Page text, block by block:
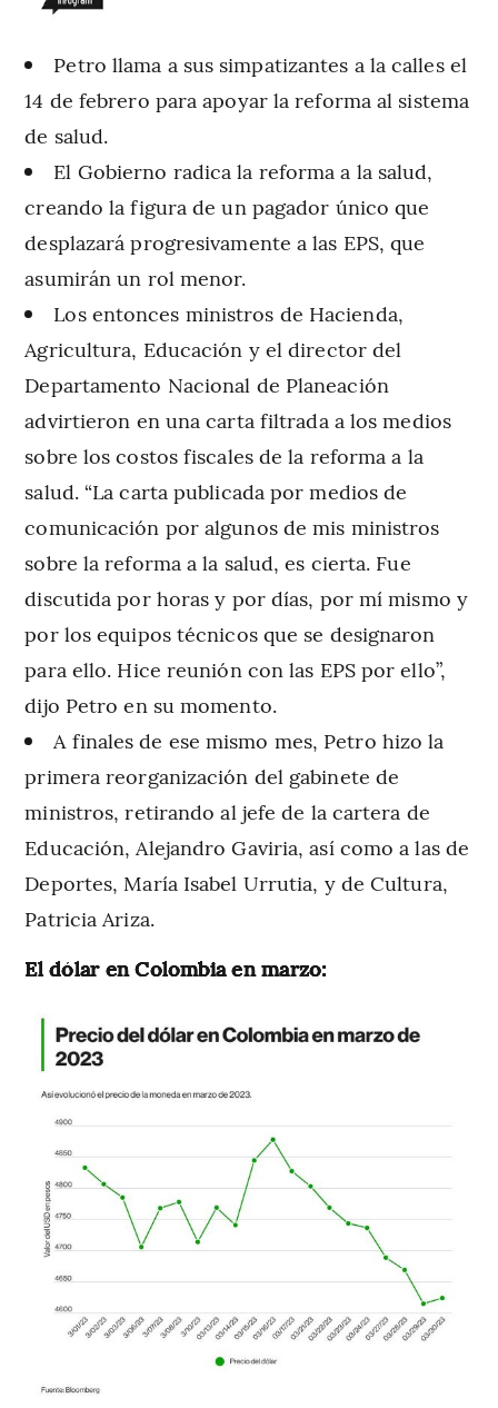
Petro llama a sus simpatizantes a la calles el
14 de febrero para apoyar la reforma al sistema
de salud.
El Gobierno radica la reforma a la salud,
creando la figura de un pagador único que
desplazará progresivamente a las EPS, que
asumirán un rol menor.
Los entonces ministros de Hacienda,
Agricultura, Educación y el director del
Departamento Nacional de Planeación
advirtieron en una carta filtrada a los medios
sobre los costos fiscales de la reforma a la
salud. “La carta publicada por medios de
comunicación por algunos de mis ministros
sobre la reforma a la salud, es cierta. Fue
discutida por horas y por días, por mí mismo y
por los equipos técnicos que se designaron
para ello. Hice reunión con las EPS por ello”,
dijo Petro en su momento.
A finales de ese mismo mes, Petro hizo la
primera reorganización del gabinete de
ministros, retirando al jefe de la cartera de
Educación, Alejandro Gaviria, así como a las de
Deportes, María Isabel Urrutia, y de Cultura,
Patricia Ariza.
El dólar en Colombia en marzo: